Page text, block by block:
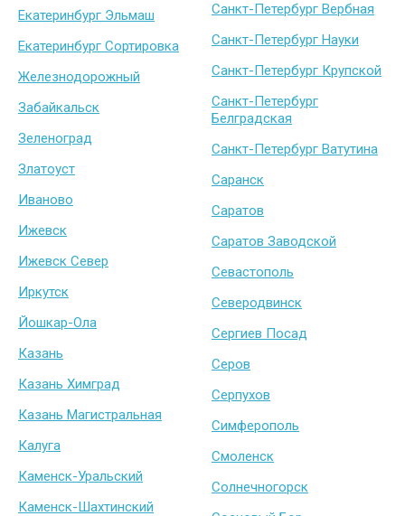
Екатеринбург Эльмаш
Екатеринбург Сортировка
Железнодорожный
Забайкальск
Зеленоград
Златоуст
Иваново
Ижевск
Ижевск Север
Иркутск
Йошкар-Ола
Казань
Казань Химград
Казань Магистральная
Калуга
Каменск-Уральский
Каменск-Шахтинский
Санкт-Петербург Вербная
Санкт-Петербург Науки
Санкт-Петербург Крупской
Санкт-Петербург
Белградская
Санкт-Петербург Ватутина
Саранск
Саратов
Саратов Заводской
Севастополь
Северодвинск
Сергиев Посад
Серов
Серпухов
Симферополь
Смоленск
Солнечногорск